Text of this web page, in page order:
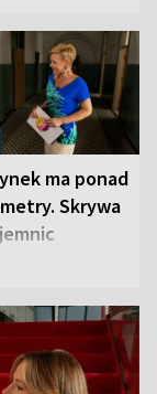
ma ponad
Skrywa